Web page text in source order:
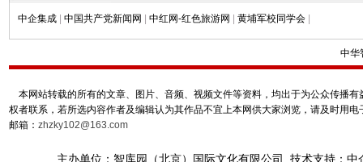
中企集成 中国共产党新闻网 中红网-红色旅游网 黄埔军校同学会
中华
本网站转载的所有的文章、图片、音频、视频文件等资料，均出于为公众传播
权者联系，若所选内容作者及编辑认为其作品不宜上本网供大家浏览，请及时用
邮箱： zhzky102@163.com
主办单位：智库园（北京）国际文化有限公司 技术支持：